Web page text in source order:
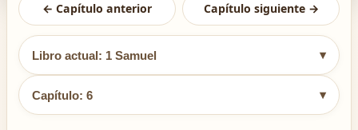
← Capítulo anterior Capítulo siguiente →
Libro actual: 1 Samuel ▾
Capítulo: 6 ▾